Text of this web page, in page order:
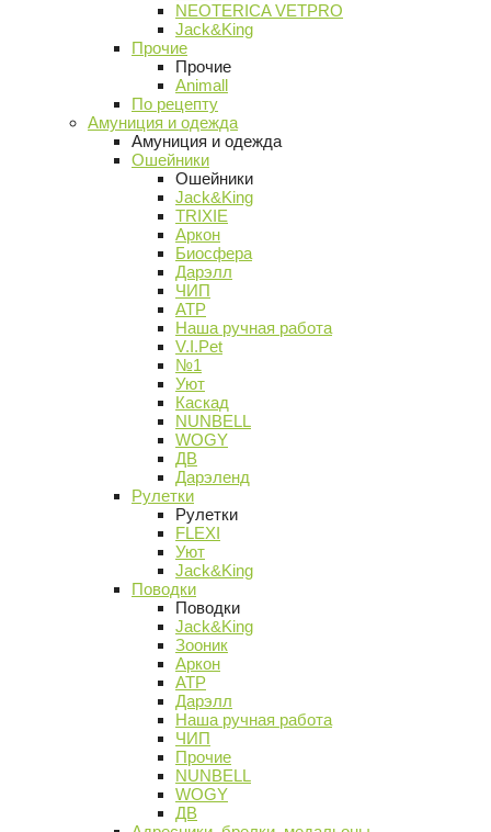
NEOTERICA VETPRO
Jack&King
Прочие
Прочие
Animall
По рецепту
Амуниция и одежда
Амуниция и одежда
Ошейники
Ошейники
Jack&King
TRIXIE
Аркон
Биосфера
Дарэлл
ЧИП
АТР
Наша ручная работа
V.I.Pet
№1
Уют
Каскад
NUNBELL
WOGY
ДВ
Дарэленд
Рулетки
Рулетки
FLEXI
Уют
Jack&King
Поводки
Поводки
Jack&King
Зооник
Аркон
АТР
Дарэлл
Наша ручная работа
ЧИП
Прочие
NUNBELL
WOGY
ДВ